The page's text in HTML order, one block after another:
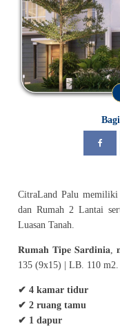
CitraLand Palu
dan Rumah 2 Lantai
Luasan Tanah.
𝐑𝐮𝐦𝐚𝐡 𝐓𝐢𝐩𝐞 𝐒𝐚𝐫𝐝𝐢𝐧𝐢𝐚,
135 (9x15) | LB. 110
✔ 4 kamar tidur
✔ 2 ruang tamu
✔ 1 dapur